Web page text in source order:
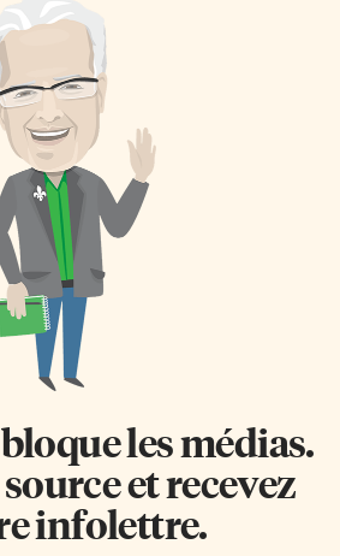
les médias.
et recevez
infolettre.